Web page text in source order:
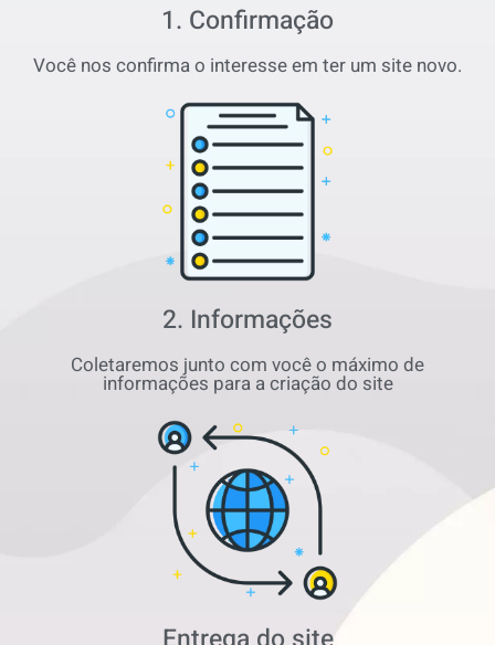
1. Confirmação
Você nos confirma o interesse em ter um site novo.
2. Informações
Coletaremos junto com você o máximo de
informações para a criação do site